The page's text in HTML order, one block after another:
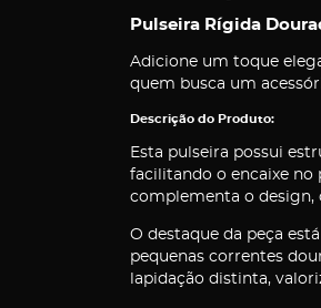
Pulseira Rígida
Adicione um toque
quem busca um
Descrição do Produto:
Esta pulseira possui
facilitando o encaixe
complementa o design,
O destaque da peça
pequenas correntes
lapidação distinta,